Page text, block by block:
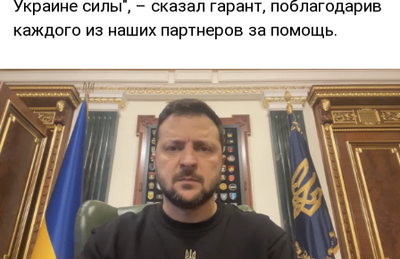
Украине силы", – сказал гарант, поблагодарив
каждого из наших партнеров за помощь.